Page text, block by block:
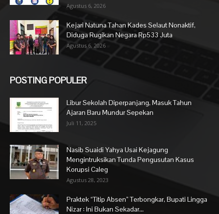
Agustus 6, 2026
Kejari Natuna Tahan Kades Selaut Nonaktif,
Diduga Rugikan Negara Rp533 Juta
Agustus 6, 2026
POSTING POPULER
Libur Sekolah Diperpanjang, Masuk Tahun
Ajaran Baru Mundur Sepekan
Juli 11, 2025
Nasib Suaidi Yahya Usai Kejagung
Mengintruksikan Tunda Pengusutan Kasus
Korupsi Caleg
Agustus 28, 2023
Praktek “Titip Absen” Terbongkar, Bupati Lingga
Nizar : Ini Bukan Sekadar...